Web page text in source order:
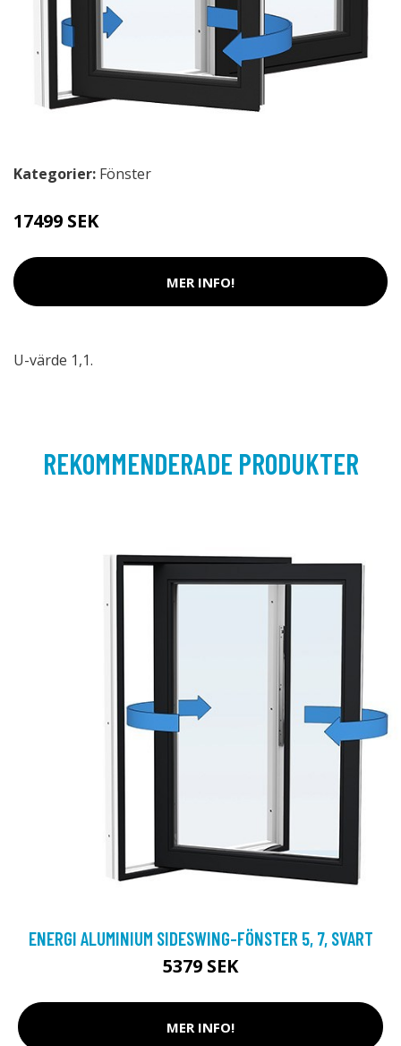
Kategorier: Fönster
17499 SEK
MER INFO!
U-värde 1,1.
REKOMMENDERADE PRODUKTER
ENERGI ALUMINIUM SIDESWING-FÖNSTER 5, 7, SVART
5379 SEK
MER INFO!